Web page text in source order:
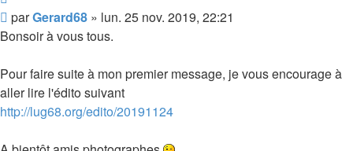
Message
parGerard68 » lun. 25 nov. 2019, 22:21
Bonsoir à vous tous.
Pour faire suite à mon premier message, je vous encourage à
aller lire l'édito suivant
http://lug68.org/edito/20191124